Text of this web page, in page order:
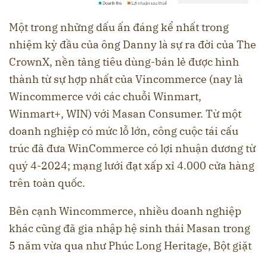
Một trong những dấu ấn đáng kể nhất trong
nhiệm kỳ đầu của ông Danny là sự ra đời của The
CrownX, nền tảng tiêu dùng-bán lẻ được hình
thành từ sự hợp nhất của Vincommerce (nay là
Wincommerce với các chuỗi Winmart,
Winmart+, WIN) với Masan Consumer. Từ một
doanh nghiệp có mức lỗ lớn, công cuộc tái cấu
trúc đã đưa WinCommerce có lợi nhuận dương từ
quý 4-2024; mạng lưới đạt xấp xỉ 4.000 cửa hàng
trên toàn quốc.
Bên cạnh Wincommerce, nhiều doanh nghiệp
khác cũng đã gia nhập hệ sinh thái Masan trong
5 năm vừa qua như Phúc Long Heritage, Bột giặt